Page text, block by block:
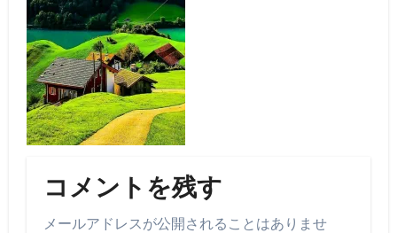
コメントを残す
メールアドレスが公開されることはありませ